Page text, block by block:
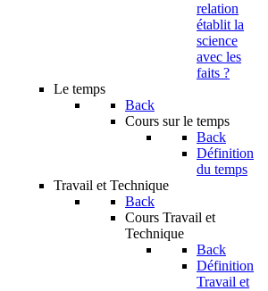
relation
établit la
science
avec les
faits ?
Le temps
Back
Cours sur le temps
Back
Définition
du temps
Travail et Technique
Back
Cours Travail et
Technique
Back
Définition
Travail et